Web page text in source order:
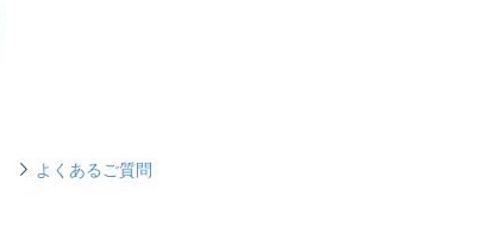
よくあるご質問